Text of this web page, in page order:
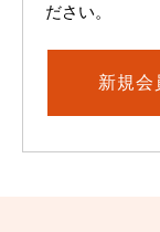
ださい。
新規会